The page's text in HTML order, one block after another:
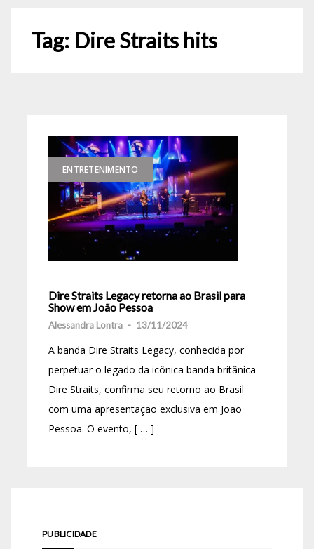
Tag: Dire Straits hits
ENTRETENIMENTO
Dire Straits Legacy retorna ao Brasil para
Show em João Pessoa
Alessandra Lontra - 13/11/2024
A banda Dire Straits Legacy, conhecida por
perpetuar o legado da icônica banda britânica
Dire Straits, confirma seu retorno ao Brasil
com uma apresentação exclusiva em João
Pessoa. O evento, [ … ]
PUBLICIDADE